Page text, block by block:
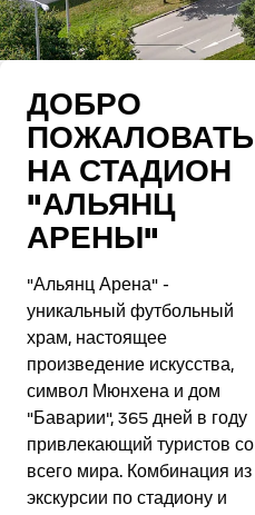
ДОБРО
ПОЖАЛОВАТЬ
НА СТАДИОН
"АЛЬЯНЦ
АРЕНЫ"
"Альянц Арена" -
уникальный футбольный
храм, настоящее
произведение искусства,
символ Мюнхена и дом
"Баварии", 365 дней в году
привлекающий туристов со
всего мира. Комбинация из
экскурсии по стадиону и